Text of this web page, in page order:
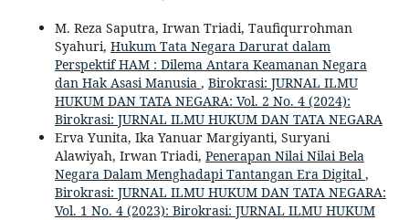
M. Reza Saputra, Irwan Triadi, Taufiqurrohman
Syahuri, Hukum Tata Negara Darurat dalam
Perspektif HAM : Dilema Antara Keamanan Negara
dan Hak Asasi Manusia , Birokrasi: JURNAL ILMU
HUKUM DAN TATA NEGARA: Vol. 2 No. 4 (2024):
Birokrasi: JURNAL ILMU HUKUM DAN TATA NEGARA
Erva Yunita, Ika Yanuar Margiyanti, Suryani
Alawiyah, Irwan Triadi, Penerapan Nilai Nilai Bela
Negara Dalam Menghadapi Tantangan Era Digital,
Birokrasi: JURNAL ILMU HUKUM DAN TATA NEGARA:
Vol. 1 No. 4 (2023): Birokrasi: JURNAL ILMU HUKUM